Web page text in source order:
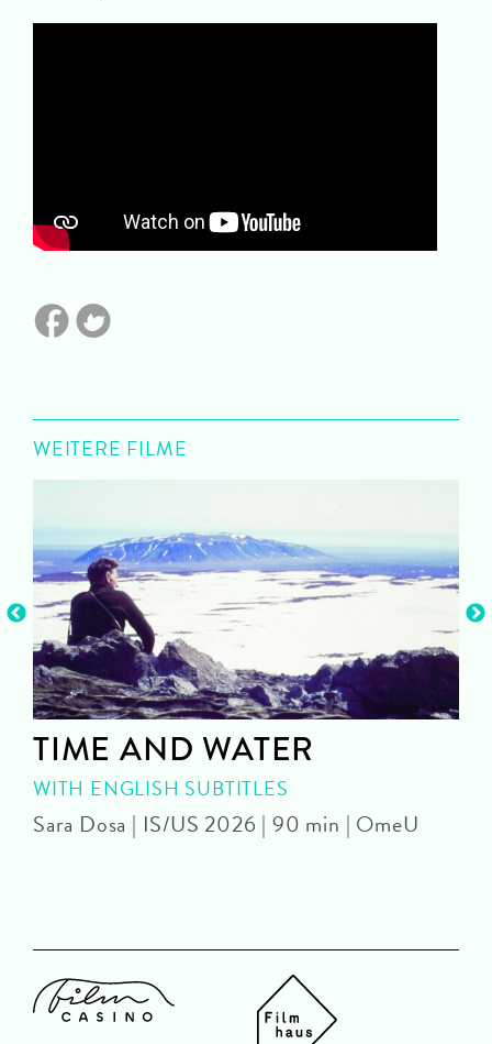
WEITERE FILME
TIME AND WATER
WITH ENGLISH SUBTITLES
Sara Dosa | IS/US 2026 | 90 min | OmeU